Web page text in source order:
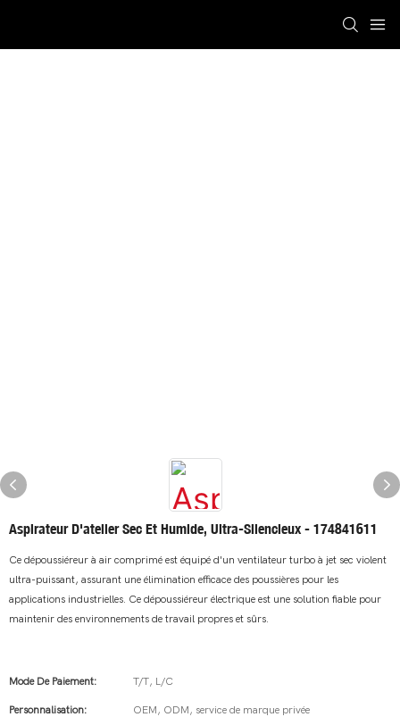
Aspirateur D'atelier Sec Et Humide, Ultra-Silencieux - 174841611
Ce dépoussiéreur à air comprimé est équipé d'un ventilateur turbo à jet sec violent
ultra-puissant, assurant une élimination efficace des poussières pour les
applications industrielles. Ce dépoussiéreur électrique est une solution fiable pour
maintenir des environnements de travail propres et sûrs.
Mode De Paiement: T/T, L/C
Personnalisation: OEM, ODM, service de marque privée